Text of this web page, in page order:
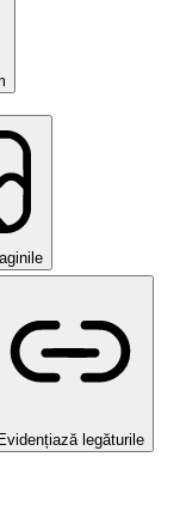
Evidențiază legăturile